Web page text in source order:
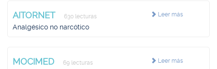
Leer más
AITORNET 630 lecturas
Analgésico no narcótico
Leer más
MOCIMED 69 lecturas